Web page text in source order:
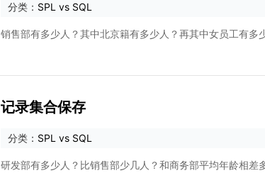
分类： SPL vs SQL
销售部有多少人？其中北京籍有多少人？再其中女员工有
记录集合保存
分类： SPL vs SQL
研发部有多少人？比销售部少几人？和商务部平均年龄相